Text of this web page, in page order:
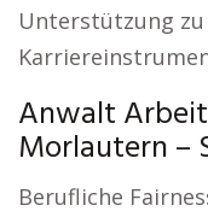
Unterstützung
Anwalt
Morlautern –
Berufliche